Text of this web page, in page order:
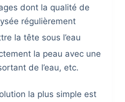
dont la qualité de
régulièrement
la tête sous l’eau
la peau avec une
de l’eau, etc.
la plus simple est